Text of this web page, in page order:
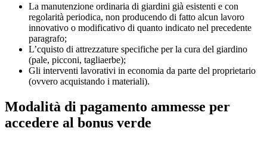
La manutenzione ordinaria di giardini già esistenti e con
regolarità periodica, non producendo di fatto alcun lavoro
innovativo o modificativo di quanto indicato nel precedente
paragrafo;
L’cquisto di attrezzature specifiche per la cura del giardino
(pale, picconi, tagliaerbe);
Gli interventi lavorativi in economia da parte del proprietario
(ovvero acquistando i materiali).
Modalità di pagamento ammesse per
accedere al bonus verde